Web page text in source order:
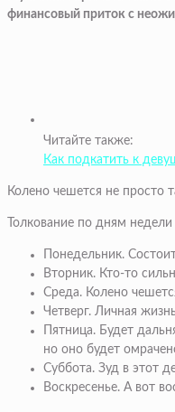
финансовый приток с
Читайте также:
Как подкатить к
Колено чешется не просто
Толкование по дням
Понедельник.
Вторник. Кто-то
Среда. Колено
Четверг. Личная
Пятница. Будет
но оно будет
Суббота. Зуд в этот
Воскресенье. А вот